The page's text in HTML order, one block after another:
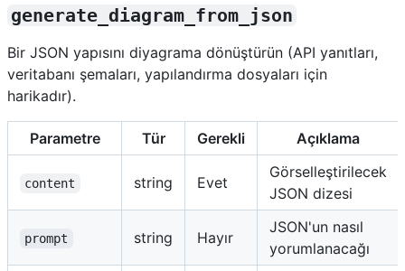
generate_diagram_from_json
Bir JSON yapısını diyagrama dönüştürün (API yanıtları,
veritabanı şemaları, yapılandırma dosyaları için
harikadır).
Parametre Tür Gerekli Açıklama
content string Evet
Görselleştirilecek
JSON dizesi
prompt string Hayır
JSON'un nasıl
yorumlanacağı